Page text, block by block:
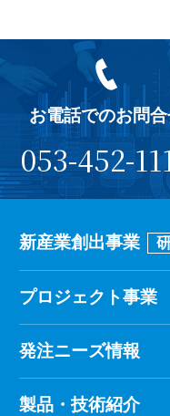
お電話でのお問
053-452-
新産業創出事業
プロジェクト事業
発注ニーズ情報
製品・技術紹介